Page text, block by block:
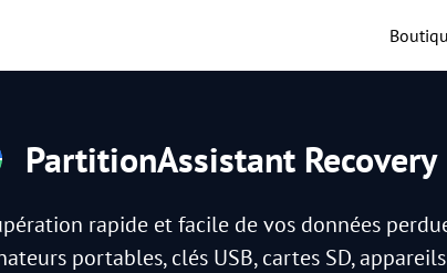
PartitionAssistant Recovery
rapide et facile de vos données
portables, clés USB, cartes SD,